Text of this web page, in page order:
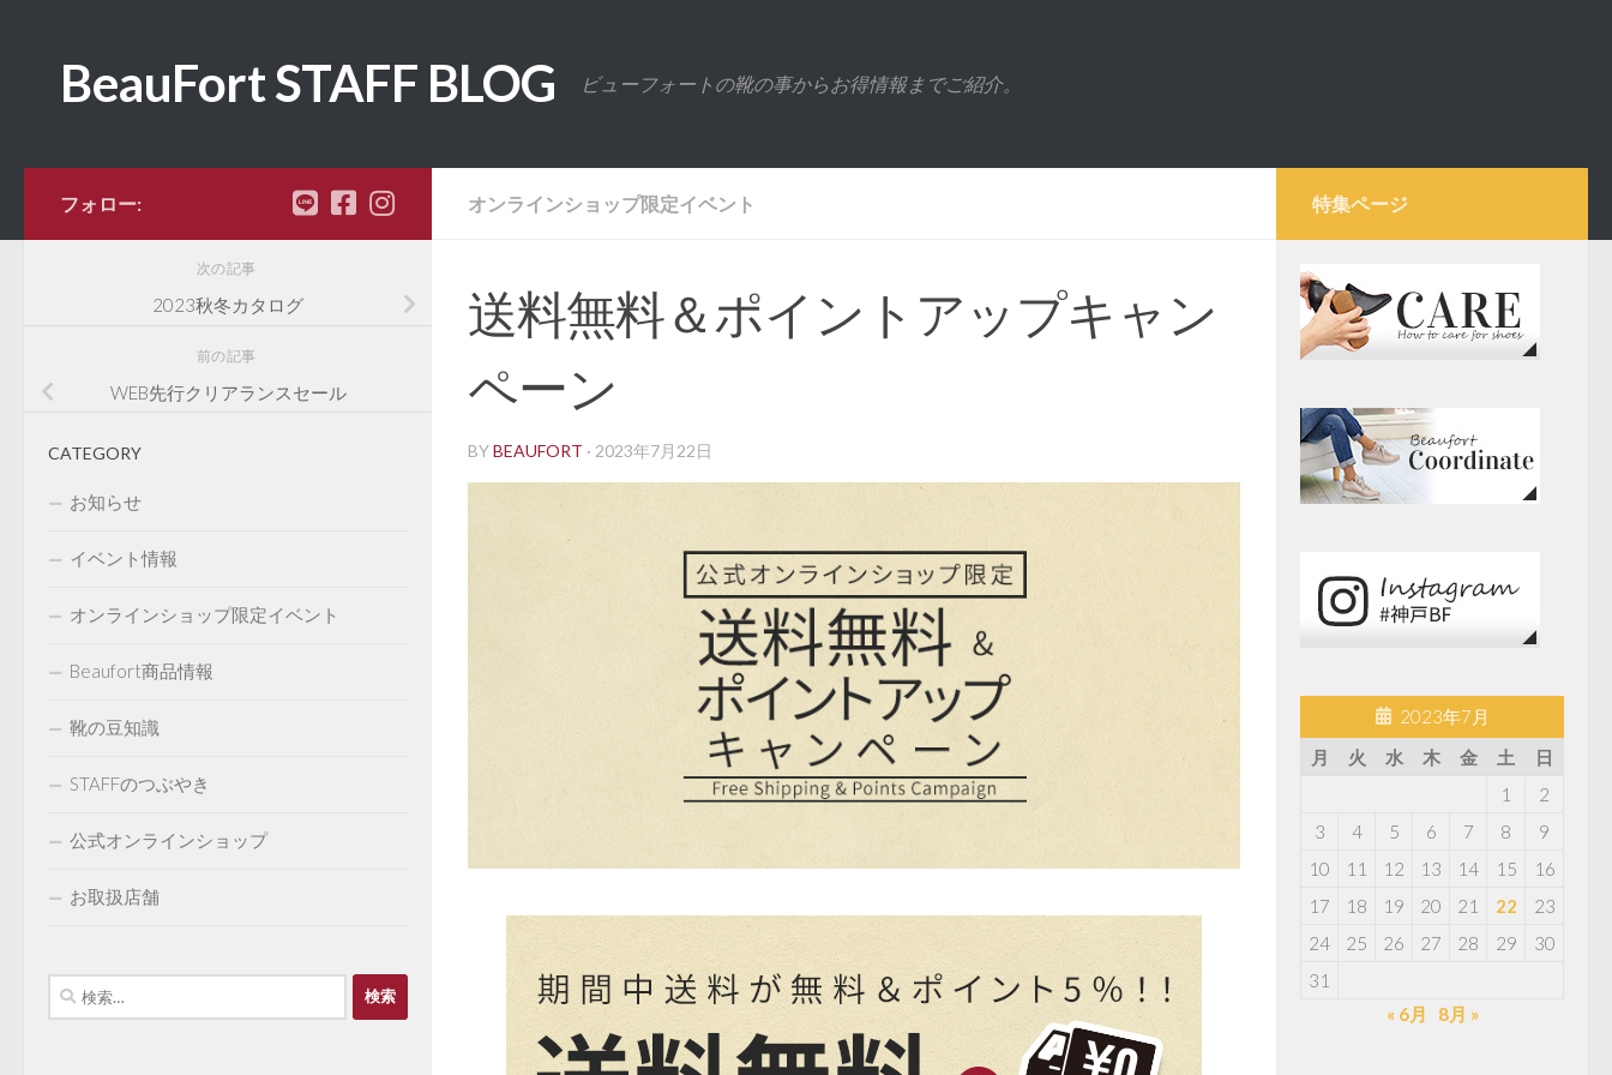
BeauFort STAFF BLOG ビューフォートの靴の事からお得情報までご紹介。
オンラインショップ限定イベント
送料無料＆ポイントアップキャン
ペーン
BYBEAUFORT · 2023年7月22日
フォロー:
次の記事
2023秋冬カタログ
前の記事
WEB先行クリアランスセール
CATEGORY
お知らせ
イベント情報
オンラインショップ限定イベント
Beaufort商品情報
靴の豆知識
STAFFのつぶやき
公式オンラインショップ
お取扱店舗
検
索:
特集ページ
2023年7月
月
火 水 木 金 土
日
1
2
3
4 5 6 7 8
9
10
11 12 13 14 15
16
17
18 19 20 21 22
23
24
25 26 27 28 29
30
31
« 6月
8月 »